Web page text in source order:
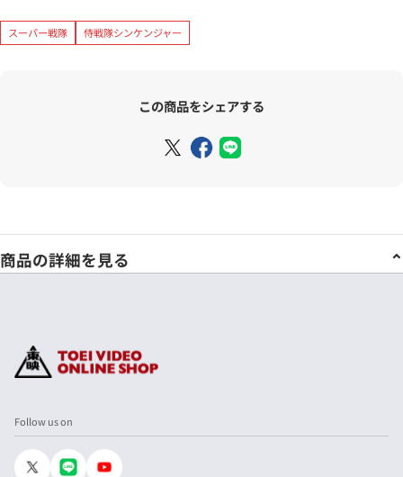
スーパー戦隊 侍戦隊シンケンジャー
この商品をシェアする
商品の詳細を見る
Follow us on